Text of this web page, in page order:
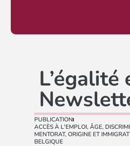
PUBLICATION
ACCÈS À L'EMPLOI,ÂGE,
MENTORAT,ORIGINE ET
BELGIQUE